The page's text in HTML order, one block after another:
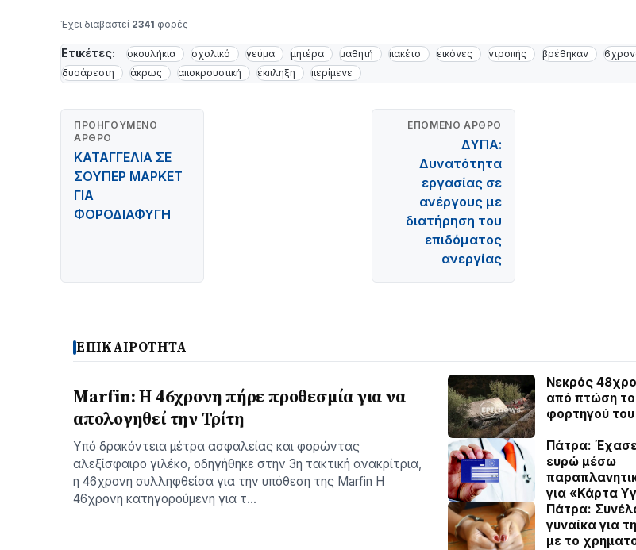
Έχει διαβαστεί 2341 φορές
Ετικέτες: σκουλήκια σχολικό γεύμα μητέρα μαθητή πακέτο εικόνες ντροπής βρέθηκαν
δυσάρεστη
άκρως αποκρουστική έκπληξη περίμενε
ΠΡΟΗΓΟΎΜΕΝΟ
ΆΡΘΡΟ
ΚΑΤΑΓΓΕΛΙΑ ΣΕ
ΣΟΥΠΕΡ ΜΑΡΚΕΤ
ΓΙΑ
ΦΟΡΟΔΙΑΦΥΓΗ
ΕΠΌΜΕΝΟ ΆΡΘΡΟ
ΔΥΠΑ:
Δυνατότητα
εργασίας σε
ανέργους με
διατήρηση του
επιδόματος
ανεργίας
ΕΠΙΚΑΙΡΟΤΗΤΑ
Marfin: Η 46χρονη πήρε προθεσμία για να
απολογηθεί την Τρίτη
Υπό δρακόντεια μέτρα ασφαλείας και φορώντας
αλεξίσφαιρο γιλέκο, οδηγήθηκε στην 3η τακτική ανακρίτρια,
η 46χρονη συλληφθείσα για την υπόθεση της Marfin Η
46χρονη κατηγορούμενη για τ…
Νεκρός
από πτώση
φορτηγού
Πάτρα:
ευρώ μέσω
για «Κάρτα
Πάτρα:
γυναίκα για
με το